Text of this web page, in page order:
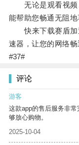
无论是观看视频
能帮助您畅通无阻地
快来下载赛盾加
速器，让您的网络
#37#
评论
游客
这款app的售后服务非
够放心购物。
2025-10-04